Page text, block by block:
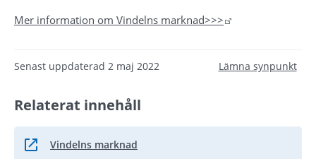
Mer information om Vindelns marknad>>>
Senast uppdaterad 2 maj 2022 Lämna synpunkt
Relaterat innehåll
Vindelns marknad
Länk till annan webbplats.